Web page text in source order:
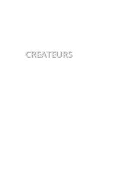
CREATEURS